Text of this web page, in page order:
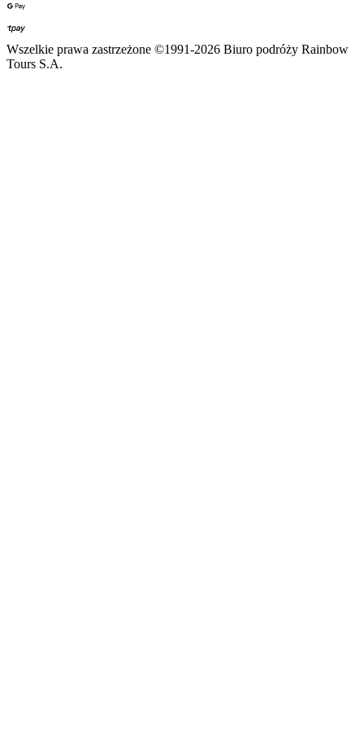
Wszelkie prawa zastrzeżone ©1991-2026 Biuro podróży Rainbow
Tours S.A.